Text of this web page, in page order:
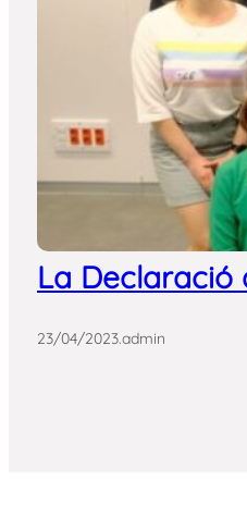
La Declaració
23/04/2023.admin